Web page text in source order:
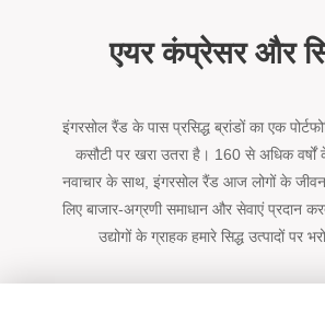
एयर कंप्रेसर और
इंगरसोल रैंड के पास प्रसिद्ध ब्रांडों का एक
कसौटी पर खरा उतरा है। 160 से अधिक
नवाचार के साथ, इंगरसोल रैंड आज लोगों के
लिए बाजार-अग्रणी समाधान और सेवाएं प्रदान
उद्योगों के ग्राहक हमारे सिद्ध उत्पादों पर